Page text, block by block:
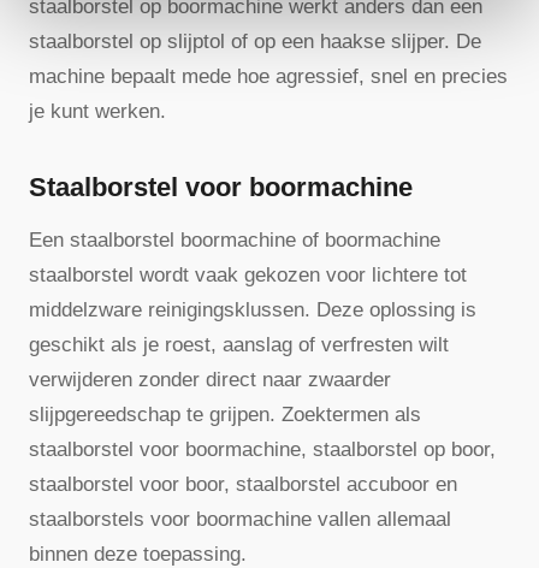
staalborstel op boormachine werkt anders dan een
staalborstel op slijptol of op een haakse slijper. De
machine bepaalt mede hoe agressief, snel en precies
je kunt werken.
Staalborstel voor boormachine
Een staalborstel boormachine of boormachine
staalborstel wordt vaak gekozen voor lichtere tot
middelzware reinigingsklussen. Deze oplossing is
geschikt als je roest, aanslag of verfresten wilt
verwijderen zonder direct naar zwaarder
slijpgereedschap te grijpen. Zoektermen als
staalborstel voor boormachine, staalborstel op boor,
staalborstel voor boor, staalborstel accuboor en
staalborstels voor boormachine vallen allemaal
binnen deze toepassing.